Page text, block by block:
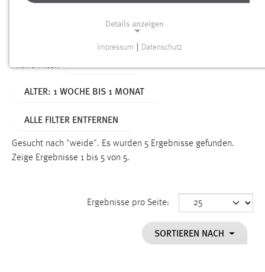
Aktive Filter:
ALTER: 1 WOCHE BIS 1 MONAT
ALLE FILTER ENTFERNEN
Gesucht nach "weide". Es wurden 5 Ergebnisse gefunden.
Zeige Ergebnisse 1 bis 5 von 5.
Ergebnisse pro Seite:
SORTIEREN NACH
Details anzeigen
Funktionen und sind für die einwandfreie Funktion der
Name:
Dieser Cookie speichert die ausgewählten Einverständnis-
Impressum Datenschutz